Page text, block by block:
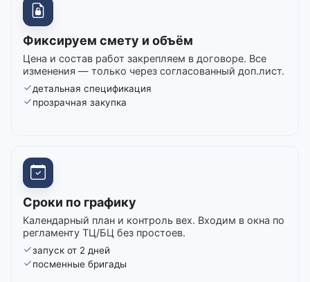
Фиксируем смету и объём
Цена и состав работ закрепляем в договоре. Все
изменения — только через согласованный доп.лист.
детальная спецификация
прозрачная закупка
Сроки по графику
Календарный план и контроль вех. Входим в окна по
регламенту ТЦ/БЦ без простоев.
запуск от 2 дней
посменные бригады